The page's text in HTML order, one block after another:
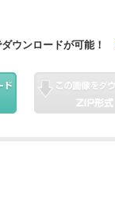
ウンロードが可能！